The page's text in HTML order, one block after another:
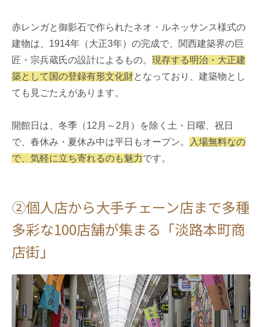
赤レンガと御影石で作られたネオ・ルネッサンス様式の
建物は、1914年（大正3年）の完成で、関西建築界の巨
匠・宗兵蔵氏の設計によるもの。 現存する明治・大正建
築として国の登録有形文化財となっており、建築物とし
ても見ごたえがあります。
開館日は、冬季（12月～2月）を除く土・日曜、祝日
で、春休み・夏休み中は平日もオープン。
入場無料なの
で、気軽に立ち寄れるのも魅力です。
②個人店から大手チェーン店まで多種
多彩な100店舗が集まる「淡路本町商
店街」